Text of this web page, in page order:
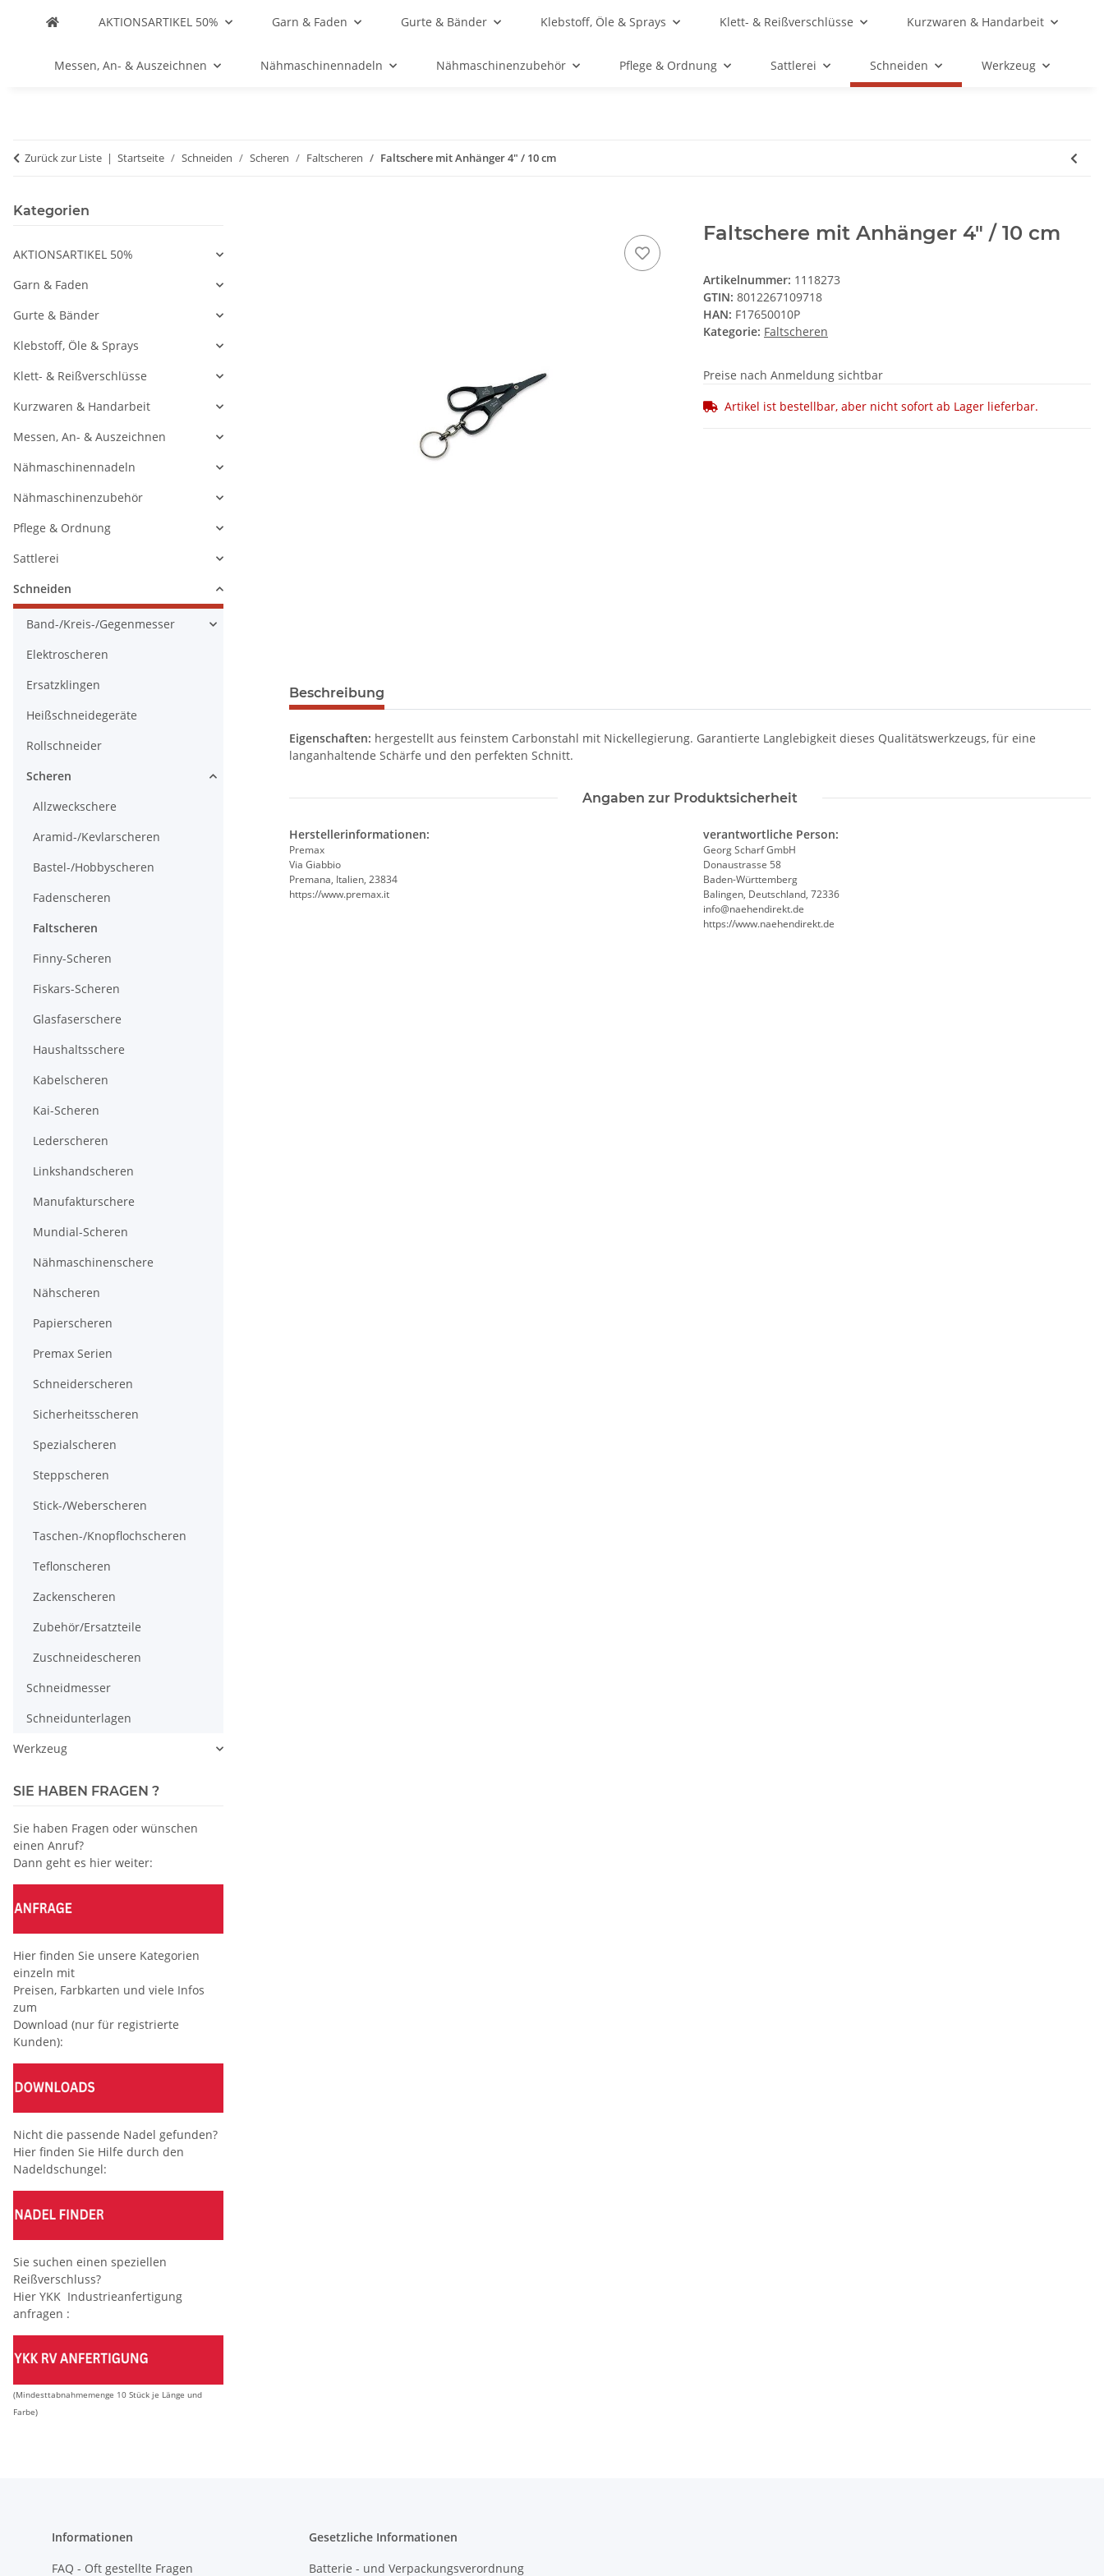
AKTIONSARTIKEL 50% Garn & Faden Gurte & Bänder Klebstoff, Öle & Sprays Klett- & Reißverschlüsse Kurzwaren & Handarbeit
Messen, An- & Auszeichnen Nähmaschinennadeln Nähmaschinenzubehör Pflege & Ordnung Sattlerei Schneiden Werkzeug
Zurück zur Liste Startseite Schneiden Scheren Faltscheren Faltschere mit Anhänger 4" / 10 cm
Faltschere mit Anhänger 4" / 10 cm
Artikelnummer: 1118273
GTIN: 8012267109718
HAN: F17650010P
Kategorie: Faltscheren
Preise nach Anmeldung sichtbar
Artikel ist bestellbar, aber nicht sofort ab Lager lieferbar.
Beschreibung
Eigenschaften: hergestellt aus feinstem Carbonstahl mit Nickellegierung. Garantierte Langlebigkeit dieses Qualitätswerkzeugs, für eine
langanhaltende Schärfe und den perfekten Schnitt.
Angaben zur Produktsicherheit
Herstellerinformationen:
Premax
Via Giabbio
Premana, Italien, 23834
https://www.premax.it
verantwortliche Person:
Georg Scharf GmbH
Donaustrasse 58
Baden-Württemberg
Balingen, Deutschland, 72336
info@naehendirekt.de
https://www.naehendirekt.de
Kategorien
AKTIONSARTIKEL 50%
Garn & Faden
Gurte & Bänder
Klebstoff, Öle & Sprays
Klett- & Reißverschlüsse
Kurzwaren & Handarbeit
Messen, An- & Auszeichnen
Nähmaschinennadeln
Nähmaschinenzubehör
Pflege & Ordnung
Sattlerei
Schneiden
Band-/Kreis-/Gegenmesser
Elektroscheren
Ersatzklingen
Heißschneidegeräte
Rollschneider
Scheren
Allzweckschere
Aramid-/Kevlarscheren
Bastel-/Hobbyscheren
Fadenscheren
Faltscheren
Finny-Scheren
Fiskars-Scheren
Glasfaserschere
Haushaltsschere
Kabelscheren
Kai-Scheren
Lederscheren
Linkshandscheren
Manufakturschere
Mundial-Scheren
Nähmaschinenschere
Nähscheren
Papierscheren
Premax Serien
Schneiderscheren
Sicherheitsscheren
Spezialscheren
Steppscheren
Stick-/Weberscheren
Taschen-/Knopflochscheren
Teflonscheren
Zackenscheren
Zubehör/Ersatzteile
Zuschneidescheren
Schneidmesser
Schneidunterlagen
Werkzeug
SIE HABEN FRAGEN ?
Sie haben Fragen oder wünschen
einen Anruf?
Dann geht es hier weiter:
Hier finden Sie unsere Kategorien
einzeln mit
Preisen, Farbkarten und viele Infos
zum
Download (nur für registrierte
Kunden):
Nicht die passende Nadel gefunden?
Hier finden Sie Hilfe durch den
Nadeldschungel:
Sie suchen einen speziellen
Reißverschluss?
Hier YKK Industrieanfertigung
anfragen :
(Mindesttabnahmemenge 10 Stück je Länge und
Farbe)
Informationen
FAQ - Oft gestellte Fragen
Gesetzliche Informationen
Batterie - und Verpackungsverordnung